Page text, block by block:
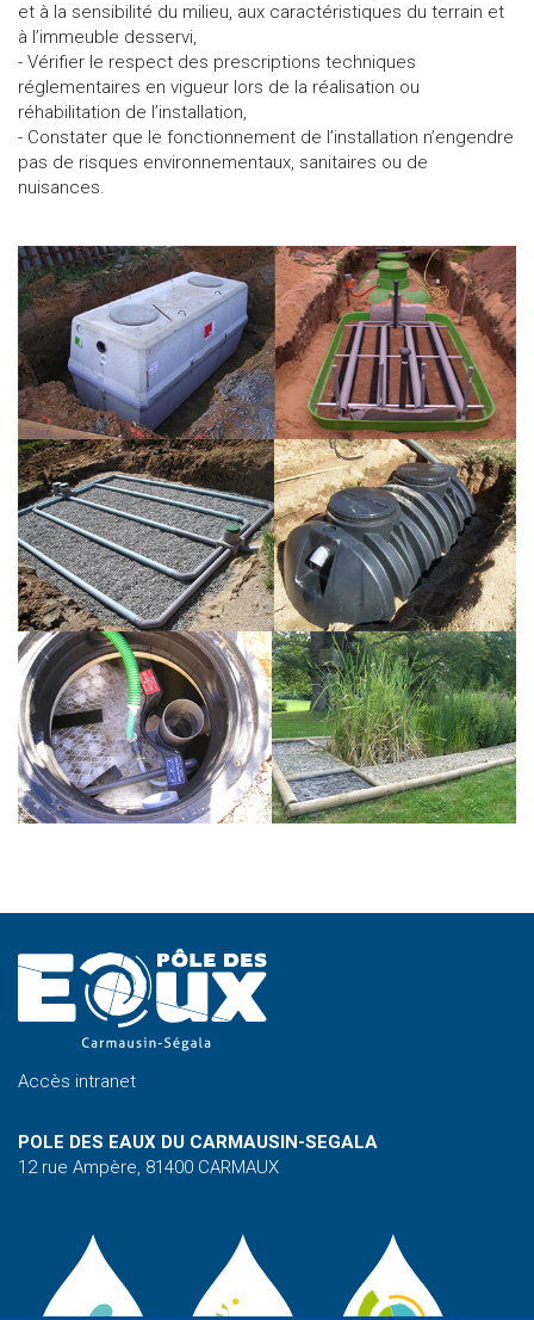
et à la sensibilité du milieu, aux caractéristiques du terrain et
à l’immeuble desservi,
- Vérifier le respect des prescriptions techniques
réglementaires en vigueur lors de la réalisation ou
réhabilitation de l’installation,
- Constater que le fonctionnement de l’installation n’engendre
pas de risques environnementaux, sanitaires ou de
nuisances.
Accès intranet
POLE DES EAUX DU CARMAUSIN-SEGALA
12 rue Ampère, 81400 CARMAUX